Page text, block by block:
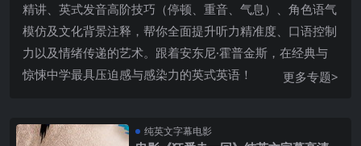
精讲、英式发音高阶技巧（停顿、重音、气息）、角色语气
模仿及文化背景注释，帮你全面提升听力精准度、口语控制
力以及情绪传递的艺术。跟着安东尼·霍普金斯，在经典与
惊悚中学最具压迫感与感染力的英式英语！
更多专题>
纯英文字幕电影